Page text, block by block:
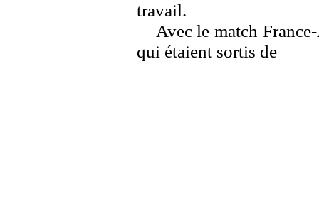
travail.
Avec le match
qui étaient sortis de